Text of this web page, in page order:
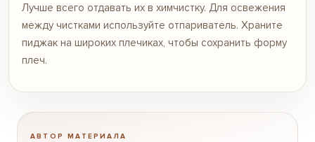
Лучше всего отдавать их в химчистку. Для освежения
между чистками используйте отпариватель. Храните
пиджак на широких плечиках, чтобы сохранить форму
плеч.
АВТОР МАТЕРИАЛА